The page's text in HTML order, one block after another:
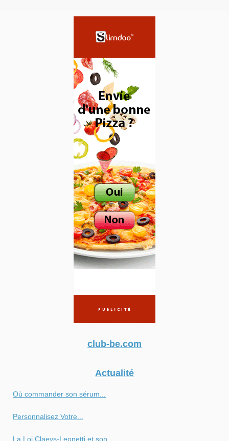
club-be.com
Actualité
Où commander son sérum...
Personnalisez Votre...
La Loi Claeys-Leonetti et son...